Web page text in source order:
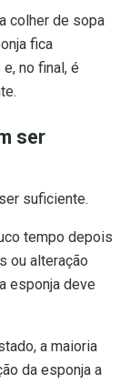
colher de sopa
fica
no final, é
ser
suficiente.
tempo depois
ou alteração
esponja deve
a maioria
da esponja a